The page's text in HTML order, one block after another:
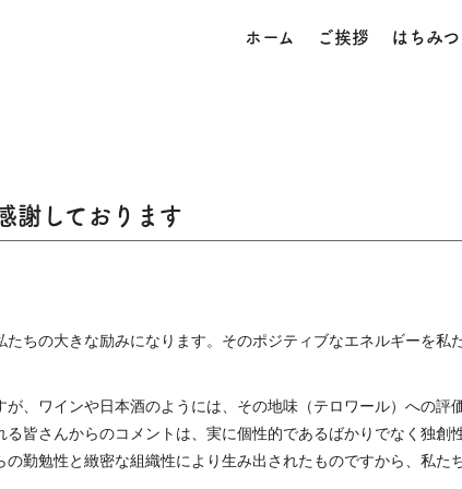
ホーム ご挨拶 はちみ
謝しております
ちの大きな励みになります。そのポジティブなエネルギーを私
、ワインや日本酒のようには、その地味（テロワール）への評
皆さんからのコメントは、実に個性的であるばかりでなく独創
勤勉性と緻密な組織性により生み出されたものですから、私た